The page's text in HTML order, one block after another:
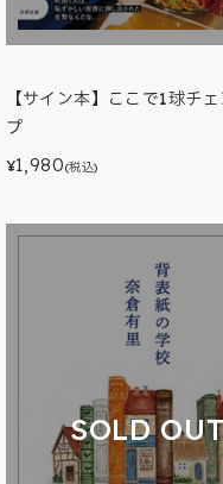
【サイン本】ここで1球チ
プ
¥1,980(税込)
SOLD